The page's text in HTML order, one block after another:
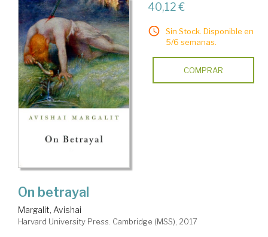
40,12 €
Sin Stock. Disponible en
5/6 semanas.
COMPRAR
On betrayal
Margalit, Avishai
Harvard University Press. Cambridge (MSS), 2017